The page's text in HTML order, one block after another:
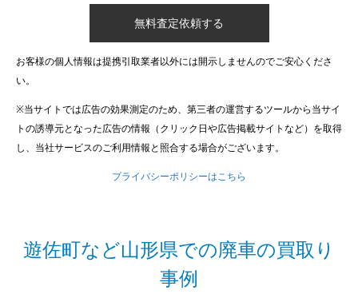
お客様の個人情報は提携引取業者以外には開示しませんのでご安心くださ
い。
※当サイトでは広告の効果測定のため、第三者の運営するツールから当サイ
トの誘導元となった広告の情報（クリック日や広告掲載サイトなど）を取得
し、当社サービスのご利用情報と照合する場合がございます。
プライバシーポリシーはこちら
遊佐町など山形県での廃車の買取り
事例